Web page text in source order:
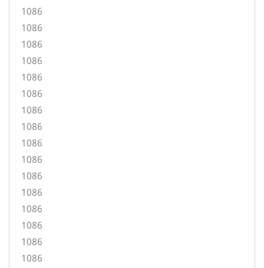
1086
1086
1086
1086
1086
1086
1086
1086
1086
1086
1086
1086
1086
1086
1086
1086